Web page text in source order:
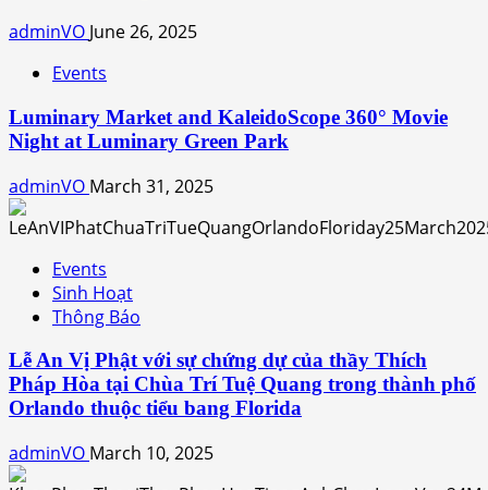
adminVO June 26, 2025
Events
Luminary Market and KaleidoScope 360° Movie
Night at Luminary Green Park
adminVO March 31, 2025
Events
Sinh Hoạt
Thông Báo
Lễ An Vị Phật với sự chứng dự của thầy Thích
Pháp Hòa tại Chùa Trí Tuệ Quang trong thành phố
Orlando thuộc tiểu bang Florida
adminVO March 10, 2025